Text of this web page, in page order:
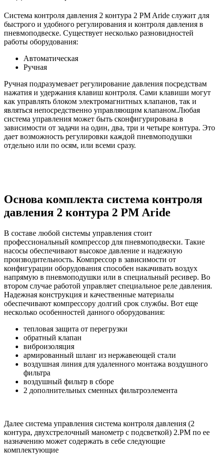
Система контроля давления 2 контура 2 PM Aride служит для
быстрого и удобного регулирования и контроля давления в
пневмоподвеске. Существует несколько разновидностей
работы оборудования:
Автоматическая
Ручная
Ручная подразумевает регулирование давления посредствам
нажатия и удержания клавиш контроля. Сами клавиши могут
как управлять блоком электромагнитных клапанов, так и
являться непосредственно управляющим клапаном.Любая
система управления может быть сконфигурирована в
зависимости от задачи на один, два, три и четыре контура. Это
дает возможность регулировки каждой пневмоподушки
отдельно или по осям, или всеми сразу.
Основа комплекта система контроля
давления 2 контура 2 PM Aride
В составе любой системы управления стоит
профессиональный компрессор для пневмоподвески. Такие
насосы обеспечивают высокое давление и надежную
производительность. Компрессор в зависимости от
конфигурации оборудования способен накачивать воздух
напрямую в пневмоподушки или в специальный ресивер. Во
втором случае работой управляет специальное реле давления.
Надежная конструкция и качественные материалы
обеспечивают компрессору долгий срок службы. Вот еще
несколько особенностей данного оборудования:
тепловая защита от перегрузки
обратный клапан
виброизоляция
армированный шланг из нержавеющей стали
воздушная линия для удаленного монтажа воздушного
фильтра
воздушный фильтр в сборе
2 дополнительных сменных фильтроэлемента
Далее система управления система контроля давления (2
контура, двухстрелочный манометр с подсветкой) 2.PM по ее
назначению может содержать в себе следующие
комплектующие